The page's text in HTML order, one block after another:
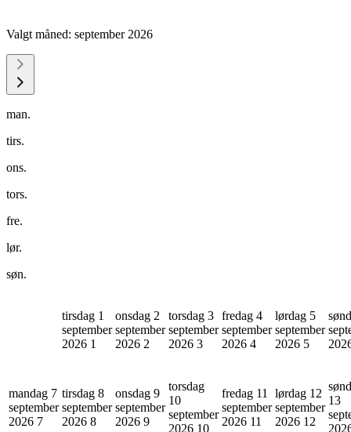
Valgt måned: september 2026
man.
tirs.
ons.
tors.
fre.
lør.
søn.
tirsdag 1
september
2026 1
onsdag 2
september
2026 2
torsdag 3
september
2026 3
fredag 4
september
2026 4
lørdag 5
september
2026 5
mandag 7
september
2026 7
tirsdag 8
september
2026 8
onsdag 9
september
2026 9
torsdag
10
september
2026 10
fredag 11
september
2026 11
lørdag 12
september
2026 12
13